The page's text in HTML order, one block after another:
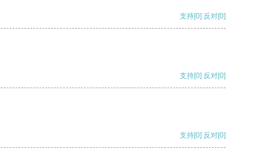
支持[0] 反对[0]
支持[0] 反对[0]
支持[0] 反对[0]